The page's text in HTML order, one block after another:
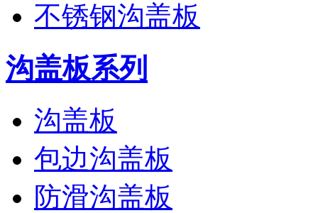
不锈钢沟盖板
沟盖板系列
沟盖板
包边沟盖板
防滑沟盖板